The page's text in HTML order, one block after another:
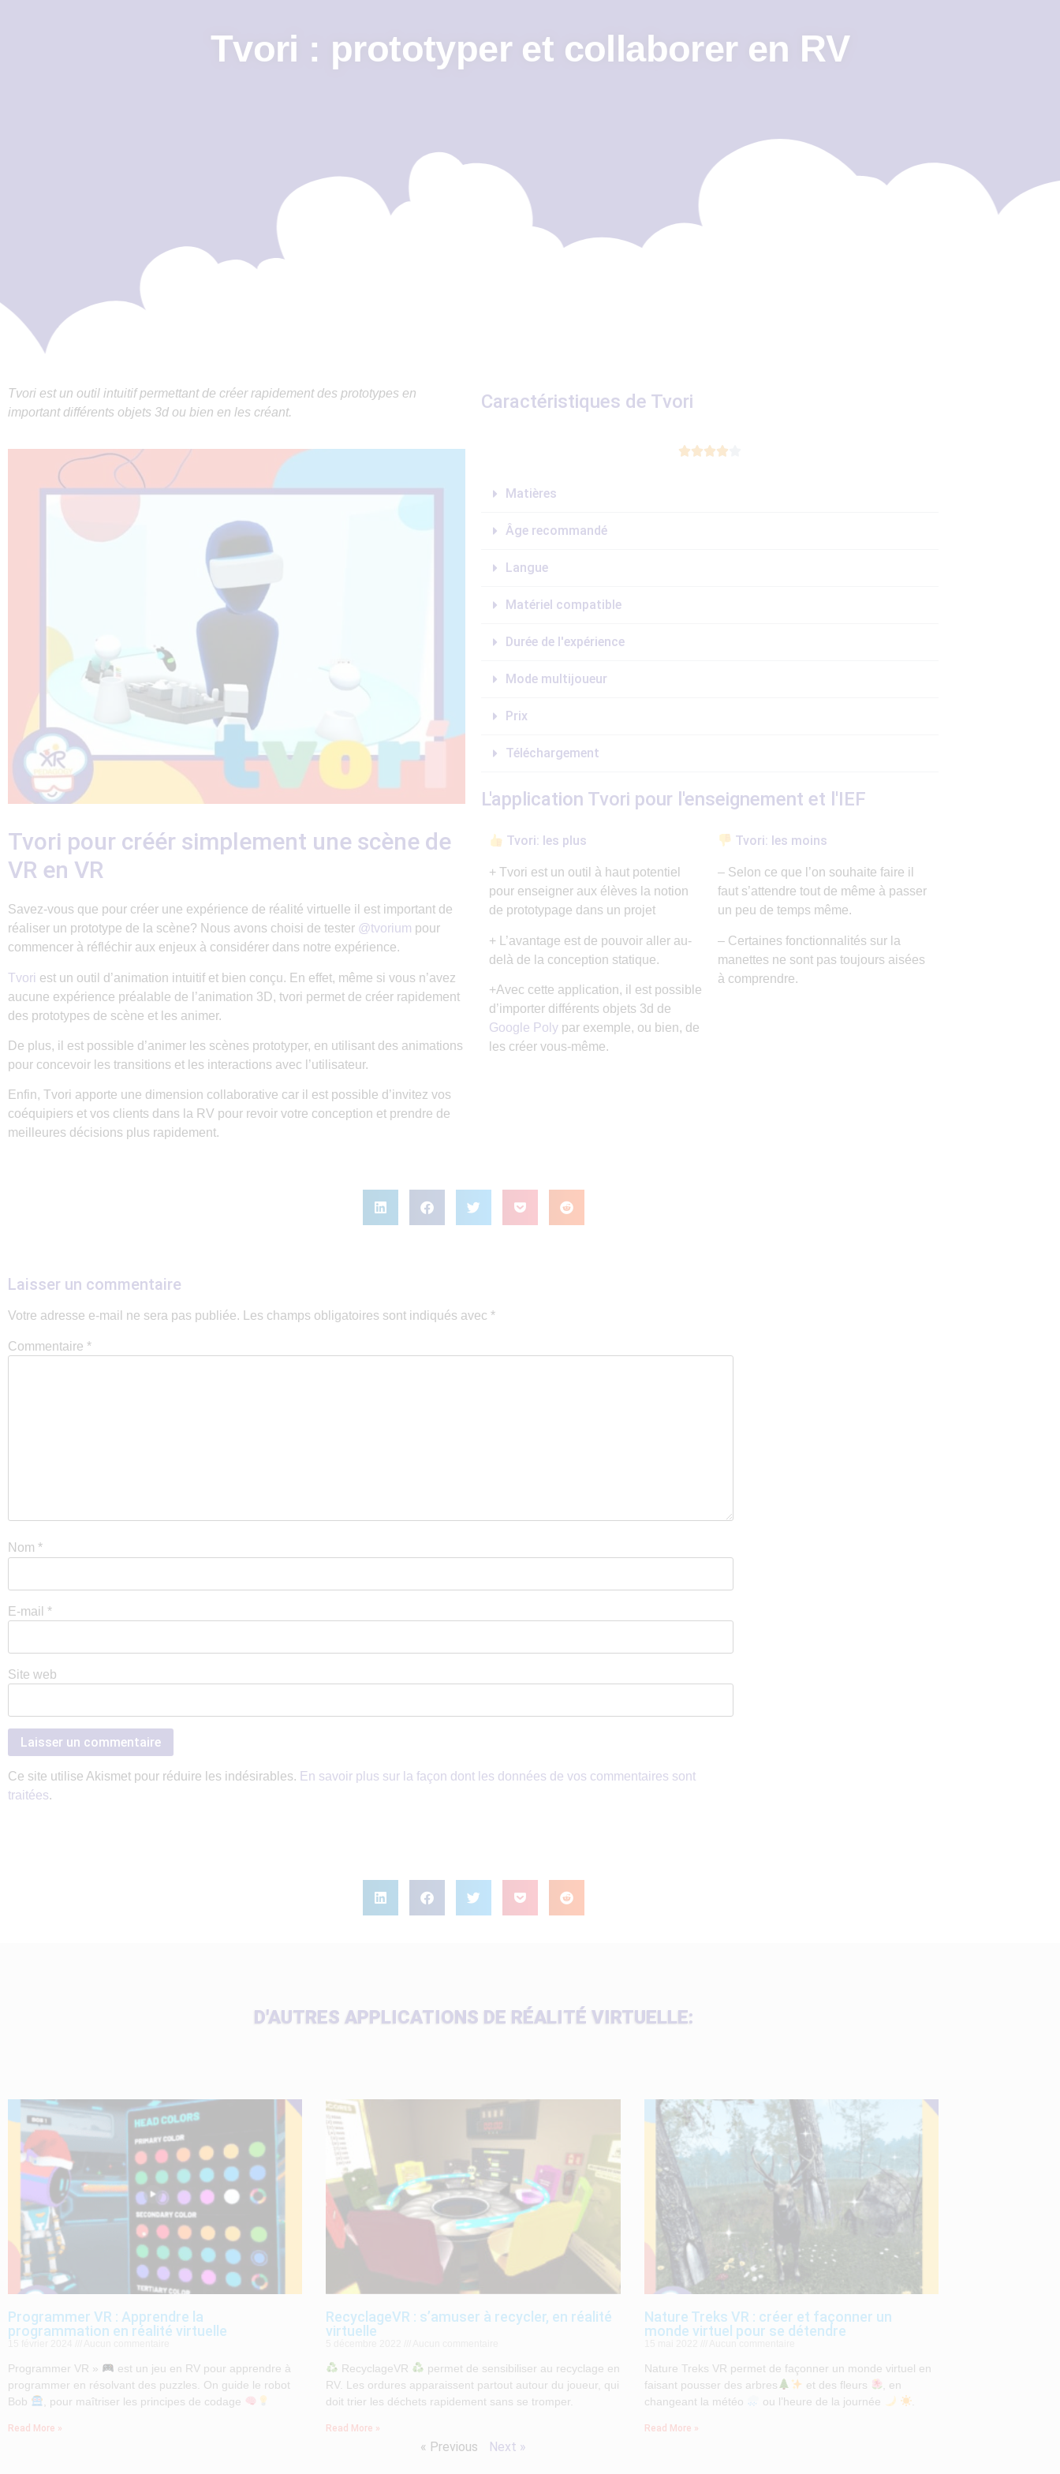
Tvori : prototyper et collaborer en RV
Tvori est un outil intuitif permettant de créer rapidement des prototypes en
important différents objets 3d ou bien en les créant.
Tvori pour créér simplement une scène de
VR en VR
Savez-vous que pour créer une expérience de réalité virtuelle il est important de
réaliser un prototype de la scène? Nous avons choisi de tester @tvorium pour
commencer à réfléchir aux enjeux à considérer dans notre expérience.
Tvori est un outil d’animation intuitif et bien conçu. En effet, même si vous n’avez
aucune expérience préalable de l’animation 3D, tvori permet de créer rapidement
des prototypes de scène et les animer.
De plus, il est possible d’animer les scènes prototyper, en utilisant des animations
pour concevoir les transitions et les interactions avec l’utilisateur.
Enfin, Tvori apporte une dimension collaborative car il est possible d’invitez vos
coéquipiers et vos clients dans la RV pour revoir votre conception et prendre de
meilleures décisions plus rapidement.
Caractéristiques de Tvori

Matières
Âge recommandé
Langue
Matériel compatible
Durée de l'expérience
Mode multijoueur
Prix
Téléchargement
L'application Tvori pour l'enseignement et l'IEF
Tvori: les plus
+ Tvori est un outil à haut potentiel
pour enseigner aux élèves la notion
de prototypage dans un projet
+ L’avantage est de pouvoir aller au-
delà de la conception statique.
+Avec cette application, il est possible
d’importer différents objets 3d de
Google Poly par exemple, ou bien, de
les créer vous-même.
Tvori: les moins
– Selon ce que l’on souhaite faire il
faut s’attendre tout de même à passer
un peu de temps même.
– Certaines fonctionnalités sur la
manettes ne sont pas toujours aisées
à comprendre.
Laisser un commentaire
Votre adresse e-mail ne sera pas publiée. Les champs obligatoires sont indiqués avec *
Commentaire *
Nom *
E-mail *
Site web
Ce site utilise Akismet pour réduire les indésirables. En savoir plus sur la façon dont les données de vos commentaires sont
traitées.
D'AUTRES APPLICATIONS DE RÉALITÉ VIRTUELLE:
Programmer VR : Apprendre la
programmation en réalité virtuelle
Programmer VR »
est un jeu en RV pour apprendre à
programmer en résolvant des puzzles. On guide le robot
Bob
, pour maîtriser les principes de codage
Read More »
RecyclageVR : s’amuser à recycler, en réalité
virtuelle
RecyclageVR
permet de sensibiliser au recyclage en
RV. Les ordures apparaissent partout autour du joueur, qui
doit trier les déchets rapidement sans se tromper.
Read More »
Nature Treks VR : créer et façonner un
monde virtuel pour se détendre
Nature Treks VR permet de façonner un monde virtuel en
faisant pousser des arbres
et des fleurs
, en
changeant la météo
ou l’heure de la journée
Read More »
« Previous Next »